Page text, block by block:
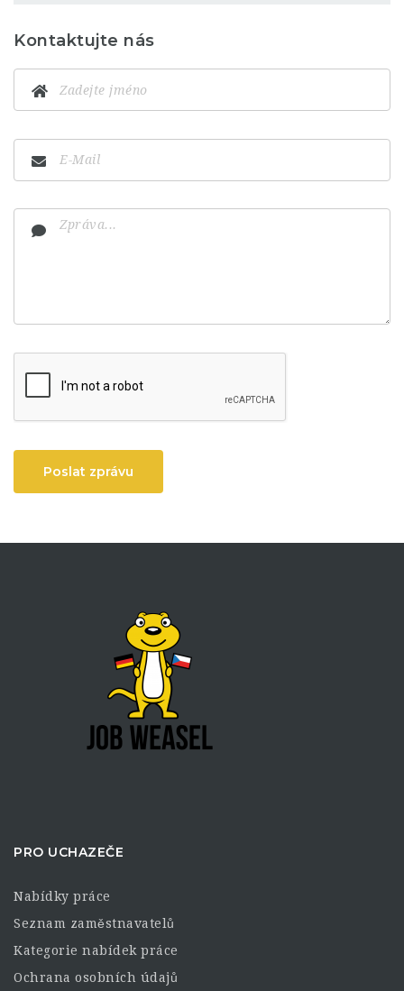
Kontaktujte nás
Poslat zprávu
PRO UCHAZEČE
Nabídky práce
Seznam zaměstnavatelů
Kategorie nabídek práce
Ochrana osobních údajů